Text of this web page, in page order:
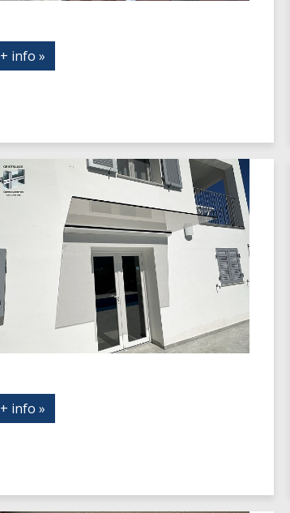
+ info »
+ info »